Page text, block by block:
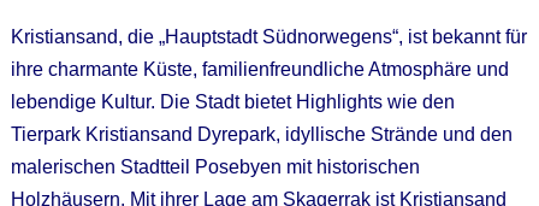
Kristiansand, die „Hauptstadt Südnorwegens“, ist bekannt für
ihre charmante Küste, familienfreundliche Atmosphäre und
lebendige Kultur. Die Stadt bietet Highlights wie den
Tierpark Kristiansand Dyrepark, idyllische Strände und den
malerischen Stadtteil Posebyen mit historischen
Holzhäusern. Mit ihrer Lage am Skagerrak ist Kristiansand